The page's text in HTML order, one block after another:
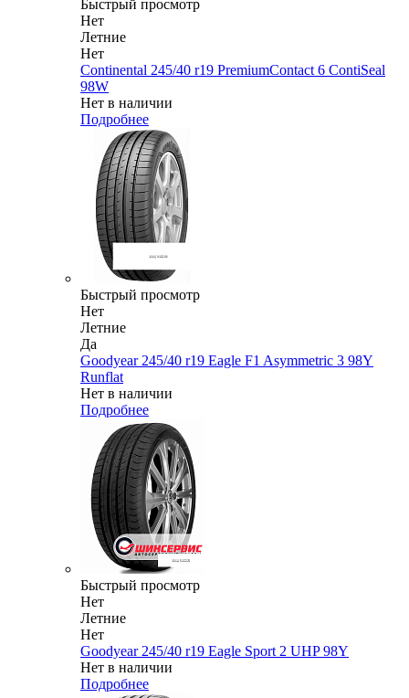
Быстрый просмотр
Нет
Летние
Нет
Continental 245/40 r19 PremiumContact 6 ContiSeal
98W
Нет в наличии
Подробнее
Быстрый просмотр
Нет
Летние
Да
Goodyear 245/40 r19 Eagle F1 Asymmetric 3 98Y
Runflat
Нет в наличии
Подробнее
Быстрый просмотр
Нет
Летние
Нет
Goodyear 245/40 r19 Eagle Sport 2 UHP 98Y
Нет в наличии
Подробнее